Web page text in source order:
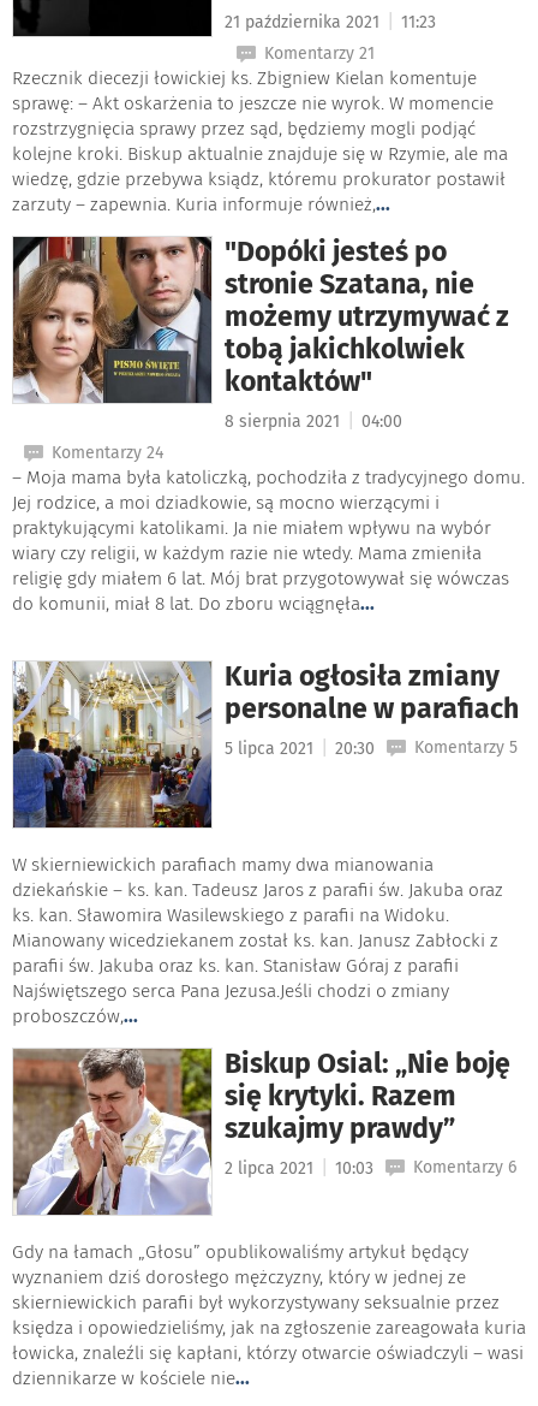
21 października 2021
11:23
Komentarzy 21
Rzecznik diecezji łowickiej ks. Zbigniew Kielan komentuje
sprawę: – Akt oskarżenia to jeszcze nie wyrok. W momencie
rozstrzygnięcia sprawy przez sąd, będziemy mogli podjąć
kolejne kroki. Biskup aktualnie znajduje się w Rzymie, ale ma
wiedzę, gdzie przebywa ksiądz, któremu prokurator postawił
zarzuty – zapewnia. Kuria informuje również,...
"Dopóki jesteś po
stronie Szatana, nie
możemy utrzymywać z
tobą jakichkolwiek
kontaktów"
8 sierpnia 2021
04:00
Komentarzy 24
– Moja mama była katoliczką, pochodziła z tradycyjnego domu.
Jej rodzice, a moi dziadkowie, są mocno wierzącymi i
praktykującymi katolikami. Ja nie miałem wpływu na wybór
wiary czy religii, w każdym razie nie wtedy. Mama zmieniła
religię gdy miałem 6 lat. Mój brat przygotowywał się wówczas
do komunii, miał 8 lat. Do zboru wciągnęła...
Kuria ogłosiła zmiany
personalne w parafiach
5 lipca 2021 20:30 Komentarzy 5
W skierniewickich parafiach mamy dwa mianowania
dziekańskie – ks. kan. Tadeusz Jaros z parafii św. Jakuba oraz
ks. kan. Sławomira Wasilewskiego z parafii na Widoku.
Mianowany wicedziekanem został ks. kan. Janusz Zabłocki z
parafii św. Jakuba oraz ks. kan. Stanisław Góraj z parafii
Najświętszego serca Pana Jezusa.Jeśli chodzi o zmiany
proboszczów,...
Biskup Osial: „Nie boję
się krytyki. Razem
szukajmy prawdy”
2 lipca 2021 10:03 Komentarzy 6
Gdy na łamach „Głosu” opublikowaliśmy artykuł będący
wyznaniem dziś dorosłego mężczyzny, który w jednej ze
skierniewickich parafii był wykorzystywany seksualnie przez
księdza i opowiedzieliśmy, jak na zgłoszenie zareagowała kuria
łowicka, znaleźli się kapłani, którzy otwarcie oświadczyli – wasi
dziennikarze w kościele nie...